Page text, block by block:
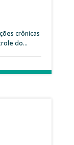
crônicas
do...